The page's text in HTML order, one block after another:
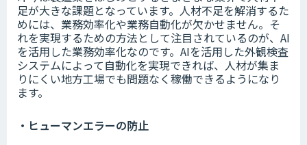
足が大きな課題となっています。人材不足を解消するた
めには、業務効率化や業務自動化が欠かせません。そ
れを実現するための方法として注目されているのが、AI
を活用した業務効率化なのです。AIを活用した外観検査
システムによって自動化を実現できれば、人材が集ま
りにくい地方工場でも問題なく稼働できるようになり
ます。
・ヒューマンエラーの防止